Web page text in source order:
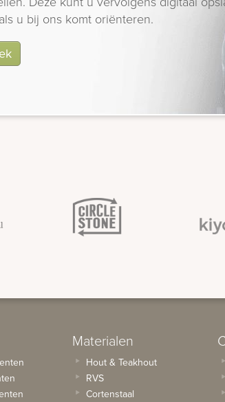
u bij ons komt oriënteren.
Materialen
Hout & Teakhout
RVS
Cortenstaal